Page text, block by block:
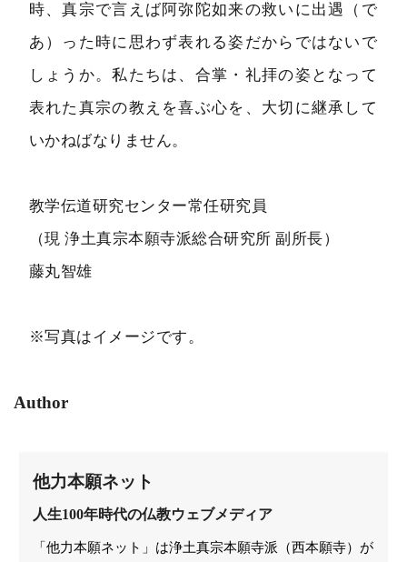
時、真宗で言えば阿弥陀如来の救いに出遇（で
あ）った時に思わず表れる姿だからではないで
しょうか。私たちは、合掌・礼拝の姿となって
表れた真宗の教えを喜ぶ心を、大切に継承して
いかねばなりません。
教学伝道研究センター常任研究員
（現 浄土真宗本願寺派総合研究所 副所長）
藤丸智雄
※写真はイメージです。
Author
他力本願ネット
人生100年時代の仏教ウェブメディア
「他力本願ネット」は浄土真宗本願寺派（西本願寺）が